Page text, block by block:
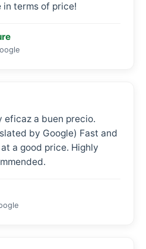
terms of price!
eficaz a buen precio.
by Google) Fast and
a good price. Highly